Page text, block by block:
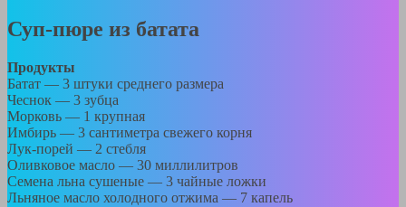
Суп-пюре из батата
Продукты
Батат — 3 штуки среднего размера
Чеснок — 3 зубца
Морковь — 1 крупная
Имбирь — 3 сантиметра свежего корня
Лук-порей — 2 стебля
Оливковое масло — 30 миллилитров
Семена льна сушеные — 3 чайные ложки
Льняное масло холодного отжима — 7 капель